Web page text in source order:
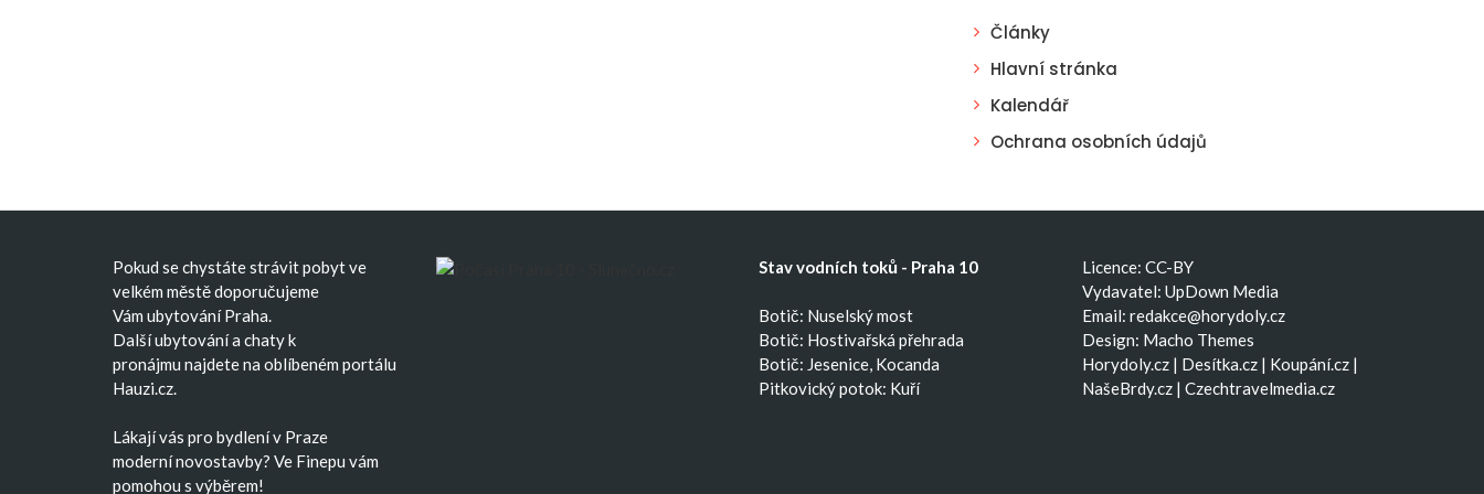
Články
Hlavní stránka
Kalendář
Ochrana osobních údajů
Pokud se chystáte strávit pobyt ve
velkém městě doporučujeme
Vám ubytování Praha.
Dalšíubytovánía chaty k
pronájmu najdete na oblíbeném portálu
Hauzi.cz.
Lákají vás pro bydlení v Praze
modernínovostavby? Ve Finepu vám
pomohou s výběrem!
Stav vodních toků - Praha 10
Botič: Nuselský most
Botič: Hostivařská přehrada
Botič: Jesenice, Kocanda
Pitkovický potok: Kuří
Licence: CC-BY
Vydavatel: UpDown Media
Email: redakce@horydoly.cz
Design: Macho Themes
Horydoly.cz| Desítka.cz| Koupání.cz|
NašeBrdy.cz| Czechtravelmedia.cz